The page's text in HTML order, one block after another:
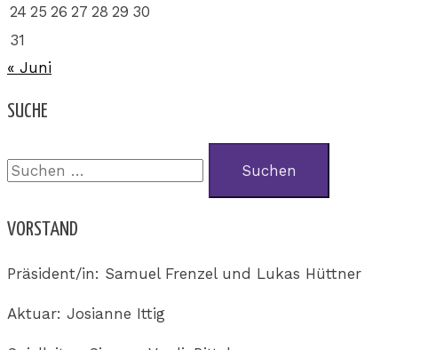
24 25 26 27 28 29 30
31
« Juni
SUCHE
VORSTAND
Präsident/in: Samuel Frenzel und Lukas Hüttner
Aktuar: Josianne Ittig